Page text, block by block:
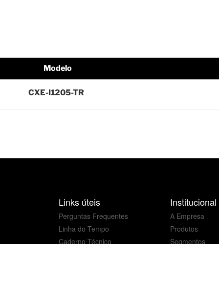
Modelo
CXE-I1205-TR
Links úteis
Perguntas Frequentes
Linha do Tempo
Caderno Técnico
Institucional
A Empresa
Produtos
Segmentos